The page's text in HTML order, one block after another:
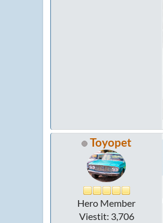
Toyopet
Hero Member
Viestit: 3,706